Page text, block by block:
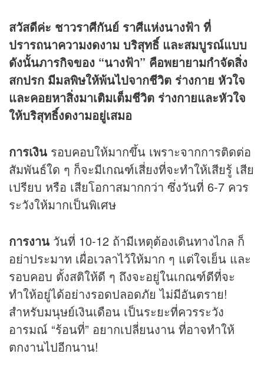
สวัสดีค่ะ ชาวราศีกันย์ ราศีแห่งนางฟ้า ที่
ปรารถนาความงดงาม บริสุทธิ์ และสมบูรณ์แบบ
ดังนั้นภารกิจของ “นางฟ้า” คือพยายามกำจัดสิ่ง
สกปรก มีมลพิษให้พ้นไปจากชีวิต ร่างกาย หัวใจ
และคอยหาสิ่งมาเติมเต็มชีวิต ร่างกายและหัวใจ
ให้บริสุทธิ์งดงามอยู่เสมอ
การเงิน รอบคอบให้มากขึ้น เพราะจากการติดต่อ
สัมพันธ์ใด ๆ ก็จะมีเกณฑ์เสี่ยงที่จะทำให้เสียรู้ เสีย
เปรียบ หรือ เสียโอกาสมากกว่า ซึ่งวันที่ 6-7 ควร
ระวังให้มากเป็นพิเศษ
การงาน วันที่ 10-12 ถ้ามีเหตุต้องเดินทางไกล ก็
อย่าประมาท เผื่อเวลาไว้ให้มาก ๆ แต่ใจเย็น และ
รอบคอบ ตั้งสติให้ดี ๆ ถึงจะอยู่ในเกณฑ์ดีที่จะ
ทำให้อยู่ได้อย่างรอดปลอดภัย ไม่มีอันตราย!
สำหรับมนุษย์เงินเดือน เป็นระยะที่ควรระวัง
อารมณ์ “ร้อนที่” อยากเปลี่ยนงาน ที่อาจทำให้
ตกงานไปอีกนาน!